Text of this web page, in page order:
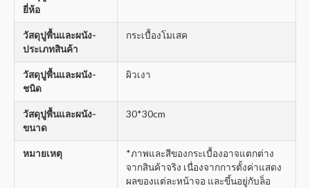
ยี่ห้อ
วัสดุปูพื้นและผนัง-
ประเภทสินค้า
กระเบื้องโมเสค
วัสดุปูพื้นและผนัง-
ชนิด
ผิวเงา
วัสดุปูพื้นและผนัง-
ขนาด
30*30cm
หมายเหตุ
*ภาพและสีของกระเบื้องอาจแตกต่าง
จากสินค้าจริง เนื่องจากการตั้งค่าแสดง
ผลของแต่ละหน้าจอ และขึ้นอยู่กับล็อ